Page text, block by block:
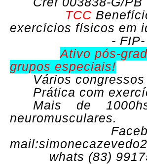
TCC
exercícios físicos em
-
Ativo pós-
grupos especiais!
Vários congressos
Prática com
Mais de
neuromusculares.
mail:
whats (83)